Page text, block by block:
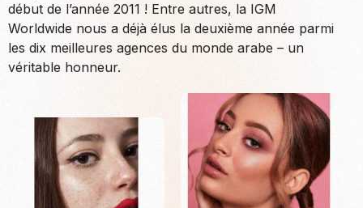
début de l’année 2011 ! Entre autres, la IGM
Worldwide nous a déjà élus la deuxième année parmi
les dix meilleures agences du monde arabe – un
véritable honneur.